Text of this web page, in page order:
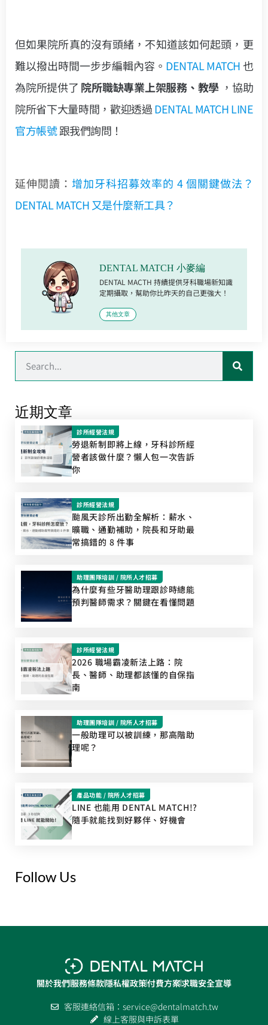
但如果院所真的沒有頭緒，不知道該如何起頭，更
難以撥出時間一步步編輯內容。 DENTAL MATCH也
為院所提供了 院所職缺專業上架服務、教學 ，協助
院所省下大量時間，歡迎透過DENTAL MATCH LINE
官方帳號跟我們詢問！
延伸閱讀： 增加牙科招募效率的 4 個關鍵做法？
DENTAL MATCH 又是什麼新工具？
DENTAL MATCH 小麥編
DENTAL MACTH 持續提供牙科職場新知識
定期攝取，幫助你比昨天的自己更強大！
其他文章
近期文章
診所經營法規
勞退新制即將上線，牙科診所經
營者該做什麼？懶人包一次告訴
你
診所經營法規
颱風天診所出勤全解析：薪水、
曠職、通勤補助，院長和牙助最
常搞錯的 8 件事
助理團隊培訓 / 院所人才招募
為什麼有些牙醫助理跟診時總能
預判醫師需求？關鍵在看懂問題
診所經營法規
2026 職場霸凌新法上路：院
長、醫師、助理都該懂的自保指
南
助理團隊培訓 / 院所人才招募
一般助理可以被訓練，那高階助
理呢？
產品功能 / 院所人才招募
LINE 也能用 DENTAL MATCH!?
隨手就能找到好夥伴、好機會
Follow Us
關於我們服務條款隱私權政策付費方案求職安全宣導
客服連絡信箱： service@dentalmatch.tw
線上客服與申訴表單